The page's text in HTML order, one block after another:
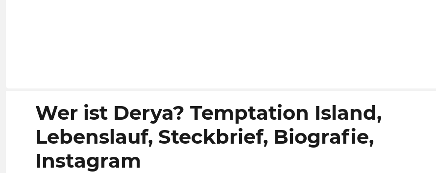
Wer ist Derya? Temptation Island,
Lebenslauf, Steckbrief, Biografie,
Instagram